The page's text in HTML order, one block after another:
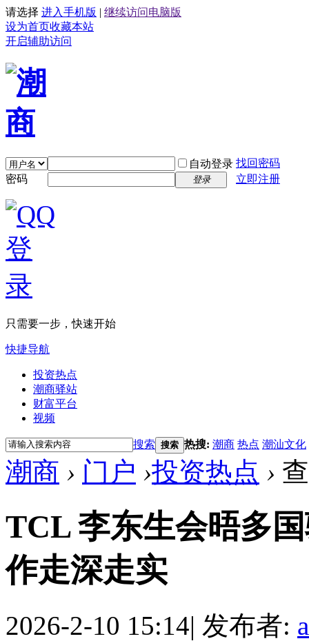
请选择 进入手机版 | 继续访问电脑版
设为首页收藏本站
开启辅助访问
自动登录 找回密码
密码
登录 立即注册
只需要一步，快速开始
快捷导航
投资热点
潮商驿站
财富平台
视频
搜索 搜索 热搜: 潮商 热点 潮汕文化
潮商 › 门户 ›投资热点 ›
TCL 李东生会晤多
作走深走实
2026-2-10 15:14| 发布者: